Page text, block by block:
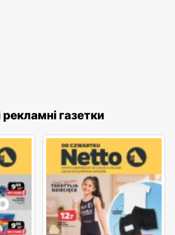
газетки